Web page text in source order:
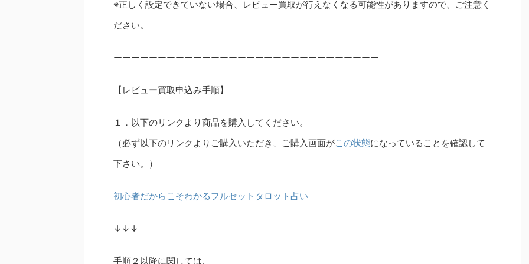
※正しく設定できていない場合、レビュー買取が行えなくなる可能性がありますので、ご注意く
ださい。
ーーーーーーーーーーーーーーーーーーーーーーーーーーーーーー
【レビュー買取申込み手順】
１．以下のリンクより商品を購入してください。
（必ず以下のリンクよりご購入いただき、ご購入画面がこの状態になっていることを確認して
下さい。）
初心者だからこそわかるフルセットタロット占い
↓↓↓
手順２以降に関しては、